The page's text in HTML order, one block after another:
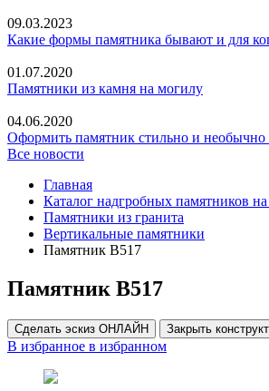
09.03.2023
Какие формы памятника бывают и для
01.07.2020
Памятники из камня на могилу
04.06.2020
Оформить памятник стильно и
Все новости
Главная
Каталог надгробных памятников
Памятники из гранита
Вертикальные памятники
Памятник В517
Памятник В517
Сделать эскиз ОНЛАЙН Закрыть
В избранное в избранном